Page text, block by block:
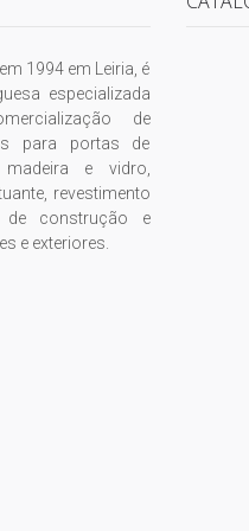
1994 em Leiria, é
especializada
de
para portas de
e vidro,
revestimento
construção e
e exteriores.